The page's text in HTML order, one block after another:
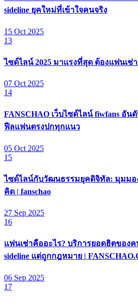
sideline ยุคใหม่ที่เข้าใจคนจริง
15 Oct 2025
13
ไซด์ไลน์ 2025 มาแรงที่สุด ต้องแฟนเช่
07 Oct 2025
14
FANSCHAO เว็บไซด์ไลน์ fiwfans อัน
ฟีลแฟนตรงปกทุกแนว
05 Oct 2025
15
ไซด์ไลน์กับวัฒนธรรมยุคดิจิทัล: มุมมอ
คิด | fanschao
27 Sep 2025
16
แฟนเช่าคืออะไร? บริการยอดฮิตของ
sideline แต่ถูกกฎหมาย |
06 Sep 2025
17